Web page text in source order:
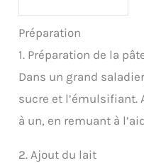
Préparation
1. Préparation de la
Dans un grand
sucre et
à un, en remuant à
2. Ajout du lait